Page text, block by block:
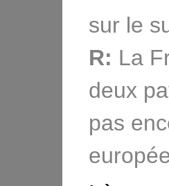
sur le
R: La
deux
pas